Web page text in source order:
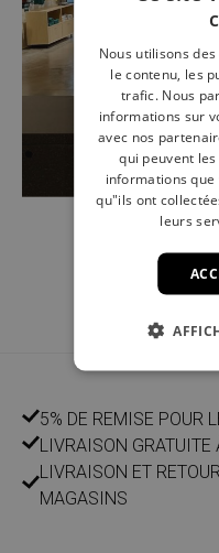
5% DE REMISE POUR
LIVRAISON GRATUITE
LIVRAISON ET
MAGASINS
Nous utilisons
le contenu, les
trafic. Nous
informations sur
avec nos
qui peuvent
informations
qu"ils ont
leurs